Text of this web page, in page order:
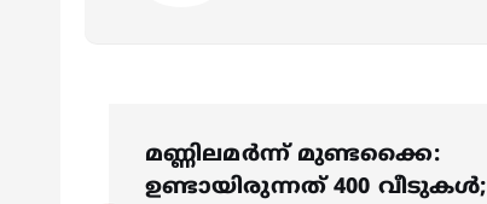
മണ്ണിലമർന്ന് മുണ്ടക്കൈ:
ഉണ്ടായിരുന്നത് 400 വീടുകൾ;